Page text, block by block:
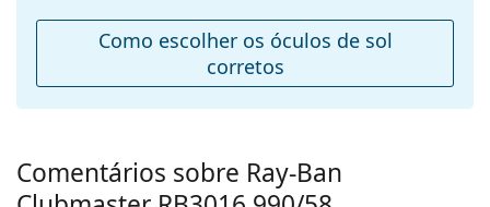
Explore toda a gama deóculos de solpara encontrar
mais estilos de marcas populares.
Ponte:
21 mm
100 g
Sim
Acessórios
Como escolher os óculos de sol
corretos
Comentários sobre Ray-Ban